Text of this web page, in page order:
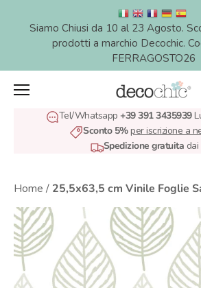
Siamo Chiusi da 10 al 23 Agosto.
prodotti a marchio Decochic.
FERRAGOSTO26
Tel/Whatsapp +39 391 3435939
Sconto 5%per iscrizione a
Spedizione gratuita
Home / 25,5x63,5 cm Vinile Foglie